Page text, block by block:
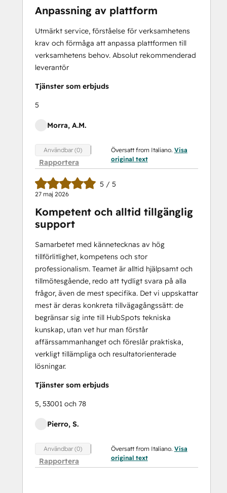
Anpassning av plattform
Utmärkt service, förståelse för verksamhetens
krav och förmåga att anpassa plattformen till
verksamhetens behov. Absolut rekommenderad
leverantör
Tjänster som erbjuds
5
Morra, A.M.
Användbar (0)
Rapportera
Översatt from Italiano. Visa
original text
5 / 5
27 maj 2026
Kompetent och alltid tillgänglig
support
Samarbetet med kännetecknas av hög
tillförlitlighet, kompetens och stor
professionalism. Teamet är alltid hjälpsamt och
tillmötesgående, redo att tydligt svara på alla
frågor, även de mest specifika. Det vi uppskattar
mest är deras konkreta tillvägagångssätt: de
begränsar sig inte till HubSpots tekniska
kunskap, utan vet hur man förstår
affärssammanhanget och föreslår praktiska,
verkligt tillämpliga och resultatorienterade
lösningar.
Tjänster som erbjuds
5, 53001 och 78
Pierro, S.
Användbar (0)
Rapportera
Översatt from Italiano. Visa
original text